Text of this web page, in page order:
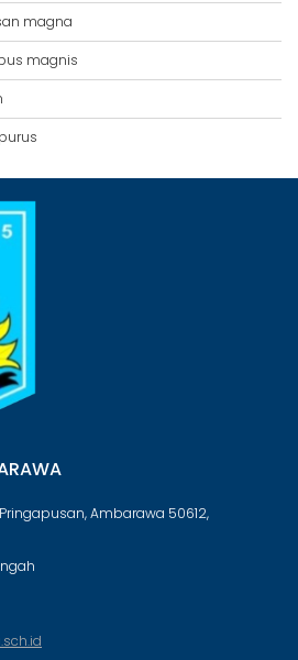
magna
magnis
Ambarawa 50612,